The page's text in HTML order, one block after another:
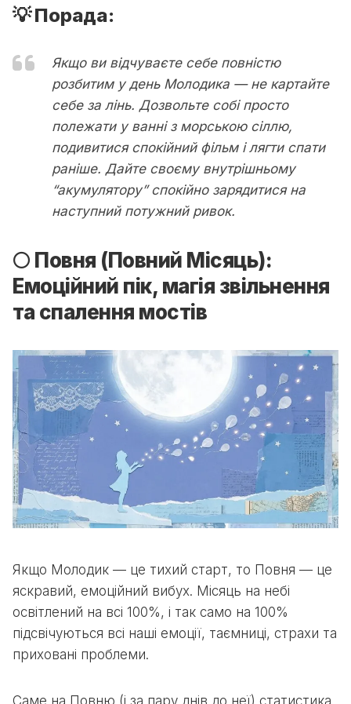
💡 Порада:
Якщо ви відчуваєте себе повністю
розбитим у день Молодика — не картайте
себе за лінь. Дозвольте собі просто
полежати у ванні з морською сіллю,
подивитися спокійний фільм і лягти спати
раніше. Дайте своєму внутрішньому
“акумулятору” спокійно зарядитися на
наступний потужний ривок.
🌕 Повня (Повний Місяць):
Емоційний пік, магія звільнення
та спалення мостів
Якщо Молодик — це тихий старт, то Повня — це
яскравий, емоційний вибух. Місяць на небі
освітлений на всі 100%, і так само на 100%
підсвічуються всі наші емоції, таємниці, страхи та
приховані проблеми.